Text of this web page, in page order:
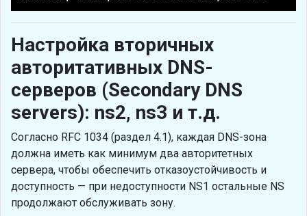
Настройка вторичных
авторитативных DNS-
серверов (Secondary DNS
servers): ns2, ns3 и т.д.
Согласно RFC 1034 (раздел 4.1), каждая DNS-зона
должна иметь как минимум два авторитетных
сервера, чтобы обеспечить отказоустойчивость и
доступность — при недоступности NS1 остальные NS
продолжают обслуживать зону.